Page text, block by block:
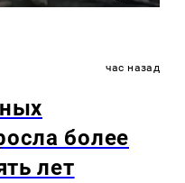
час назад
более
лет